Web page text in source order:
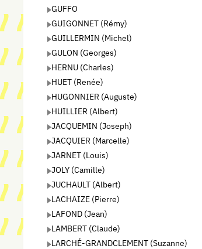
GUFFO
GUIGONNET (Rémy)
GUILLERMIN (Michel)
GULON (Georges)
HERNU (Charles)
HUET (Renée)
HUGONNIER (Auguste)
HUILLIER (Albert)
JACQUEMIN (Joseph)
JACQUIER (Marcelle)
JARNET (Louis)
JOLY (Camille)
JUCHAULT (Albert)
LACHAIZE (Pierre)
LAFOND (Jean)
LAMBERT (Claude)
LARCHÉ-GRANDCLEMENT (Suzanne)